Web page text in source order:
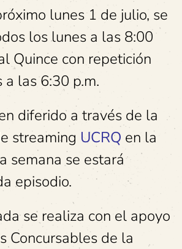
lunes 1 de julio, se
los lunes a las 8:00
Quince con repetición
a las 6:30 p.m.
diferido a través de la
streaming UCRQ en la
semana se estará
episodio.
se realiza con el apoyo
Concursables de la